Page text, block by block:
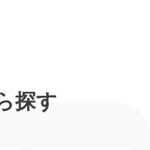
探す